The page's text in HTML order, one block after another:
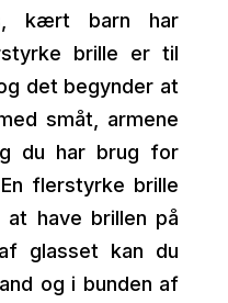
kært barn har
brille er til
det begynder at
småt, armene
du har brug for
flerstyrke brille
have brillen på
glasset kan du
og i bunden af